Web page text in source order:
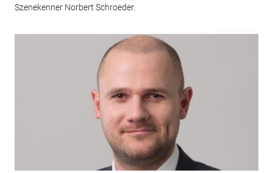
Szenekenner Norbert Schroeder.